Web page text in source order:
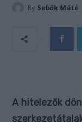
By Sebők Máté
A hitelezők